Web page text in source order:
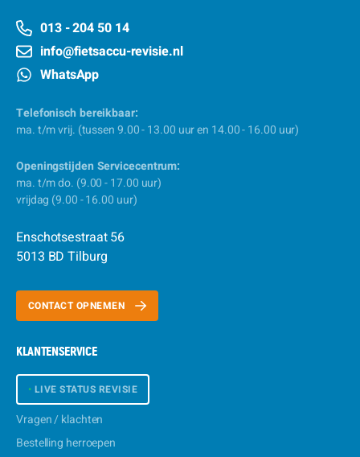
013 - 204 50 14
info@fietsaccu-revisie.nl
WhatsApp
Telefonisch bereikbaar:
ma. t/m vrij. (tussen 9.00 - 13.00 uur en 14.00 - 16.00 uur)
Openingstijden Servicecentrum:
ma. t/m do. (9.00 - 17.00 uur)
vrijdag (9.00 - 16.00 uur)
Enschotsestraat 56
5013 BD Tilburg
CONTACT OPNEMEN
KLANTENSERVICE
• LIVE STATUS REVISIE
Vragen / klachten
Bestelling herroepen